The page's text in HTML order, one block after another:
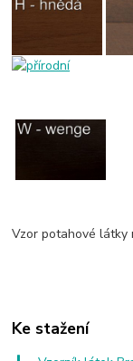
Vzor potahové látky
Ke stažení